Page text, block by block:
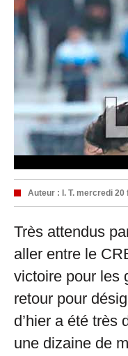
Auteur : I. T. mercredi 20
Très attendus
aller entre le
victoire pour les
retour pour
d’hier a été très
une dizaine de